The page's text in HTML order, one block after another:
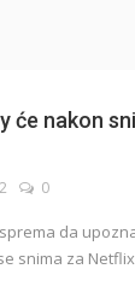
će nakon
0
da
snima za